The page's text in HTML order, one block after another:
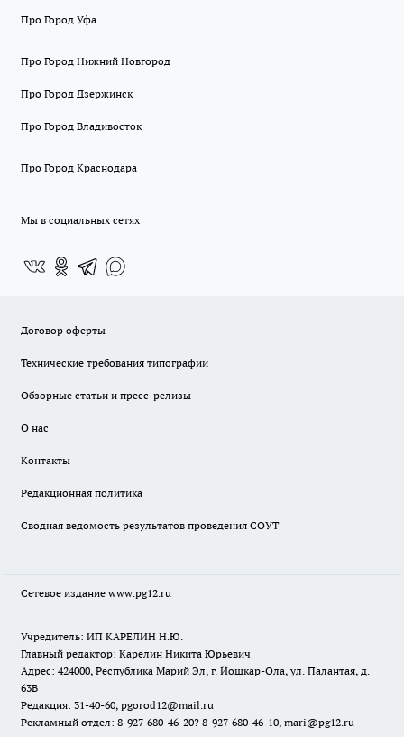
Про Город Уфа
Про Город Нижний Новгород
Про Город Дзержинск
Про Город Владивосток
Про Город Краснодара
Мы в социальных сетях
Договор оферты
Технические требования типографии
Обзорные статьи и пресс-релизы
О нас
Контакты
Редакционная политика
Сводная ведомость результатов проведения СОУТ
Сетевое издание www.pg12.ru
Учредитель: ИП КАРЕЛИН Н.Ю.
Главный редактор: Карелин Никита Юрьевич
Адрес: 424000, Республика Марий Эл, г. Йошкар-Ола, ул. Палантая, д.
63В
Редакция: 31-40-60, pgorod12@mail.ru
Рекламный отдел: 8-927-680-46-20? 8-927-680-46-10, mari@pg12.ru